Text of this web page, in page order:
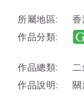
所屬地區:
香
作品分類:
作品總類:
作品說明: